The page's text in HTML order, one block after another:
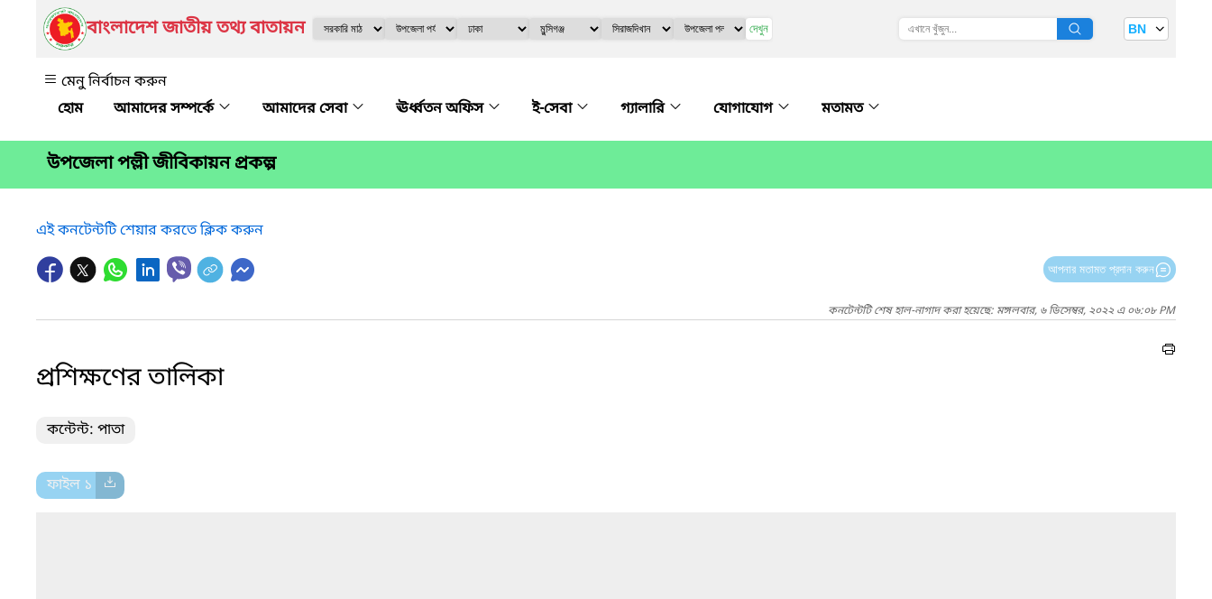
বাংলাদেশ জাতীয় তথ্য বাতায়ন দেখুন BN
মেনু নির্বাচন করুন
আমাদের সম্পর্কে
আমাদের সেবা ঊর্ধ্বতন অফিস ই-সেবা গ্যালারি যোগাযোগ মতামত
উপজেলা পল্লী জীবিকায়ন প্রকল্প
এই কনটেন্টটি শেয়ার করতে ক্লিক করুন
আপনার মতামত প্রদান করুন
কনটেন্টটি শেষ হাল-নাগাদ করা হয়েছে: মঙ্গলবার, ৬ ডিসেম্বর, ২০২২ এ ০৬:০৮ PM
প্রশিক্ষণের তালিকা
কন্টেন্ট: পাতা
ফাইল ১